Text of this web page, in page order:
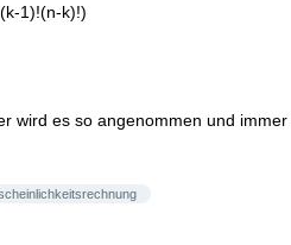
1)!(n-k)!)
wird es so angenommen und